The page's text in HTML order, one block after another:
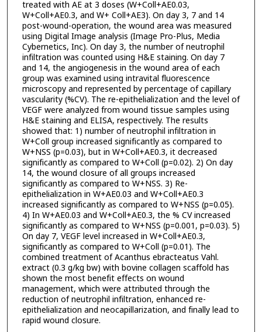
treated with AE at 3 doses (W+Coll+AE0.03,
W+Coll+AE0.3, and W+ Coll+AE3). On day 3, 7 and 14
post-wound-operation, the wound area was measured
using Digital Image analysis (Image Pro-Plus, Media
Cybernetics, Inc). On day 3, the number of neutrophil
infiltration was counted using H&E staining. On day 7
and 14, the angiogenesis in the wound area of each
group was examined using intravital fluorescence
microscopy and represented by percentage of capillary
vascularity (%CV). The re-epithelialization and the level of
VEGF were analyzed from wound tissue samples using
H&E staining and ELISA, respectively. The results
showed that: 1) number of neutrophil infiltration in
W+Coll group increased significantly as compared to
W+NSS (p=0.03), but in W+Coll+AE0.3, it decreased
significantly as compared to W+Coll (p=0.02). 2) On day
14, the wound closure of all groups increased
significantly as compared to W+NSS. 3) Re-
epithelialization in W+AE0.03 and W+Coll+AE0.3
increased significantly as compared to W+NSS (p=0.05).
4) In W+AE0.03 and W+Coll+AE0.3, the % CV increased
significantly as compared to W+NSS (p=0.001, p=0.03). 5)
On day 7, VEGF level increased in W+Coll+AE0.3,
significantly as compared to W+Coll (p=0.01). The
combined treatment of Acanthus ebracteatus Vahl.
extract (0.3 g/kg bw) with bovine collagen scaffold has
shown the most benefit effects on wound
management, which were attributed through the
reduction of neutrophil infiltration, enhanced re-
epithelialization and neocapillarization, and finally lead to
rapid wound closure.